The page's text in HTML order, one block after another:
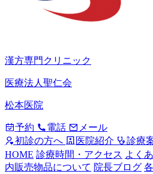
漢方専門クリニック
医療法人聖仁会
松本医院
予約 電話
メール
初診の方へ
医院紹介 診療
HOME 診療時間・アクセス よく
内販売物品について 院長ブログ